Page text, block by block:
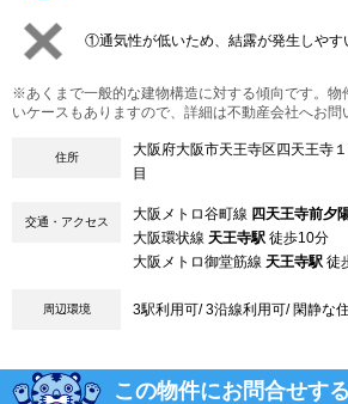
①通気性が低いため、結露が発生しやす
※あくまで一般的な建物構造に対する傾向です。物
いケースもありますので、詳細は不動産会社へお問
住所
大阪府大阪市天王寺区四天王寺
目
交通・アクセス 大阪メトロ谷町線 四天王寺前夕
大阪環状線 天王寺駅 徒歩10分
大阪メトロ御堂筋線 天王寺駅 徒
周辺環境 3駅利用可/ 3沿線利用可/ 閑静な
この物件にお問合せする